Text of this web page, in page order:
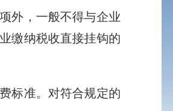
外，一般不得与企业
缴纳税收直接挂钩的
标准。对符合规定的